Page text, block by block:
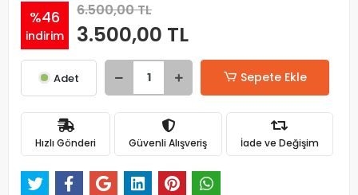
%46
indirim
6.500,00 TL
3.500,00 TL
Adet Sepete Ekle
Hızlı Gönderi Güvenli Alışveriş İade ve Değişim